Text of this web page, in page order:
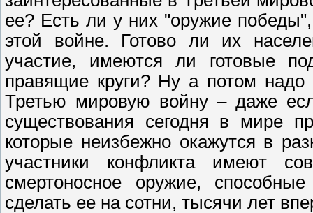
ее? Есть ли у них "оружие
этой войне. Готово ли их
участие, имеются ли готовые
правящие круги? Ну а потом
Третью мировую войну – даже
существования сегодня в мире
которые неизбежно окажутся в
участники конфликта имеют
смертоносное оружие,
сделать ее на сотни, тысячи лет